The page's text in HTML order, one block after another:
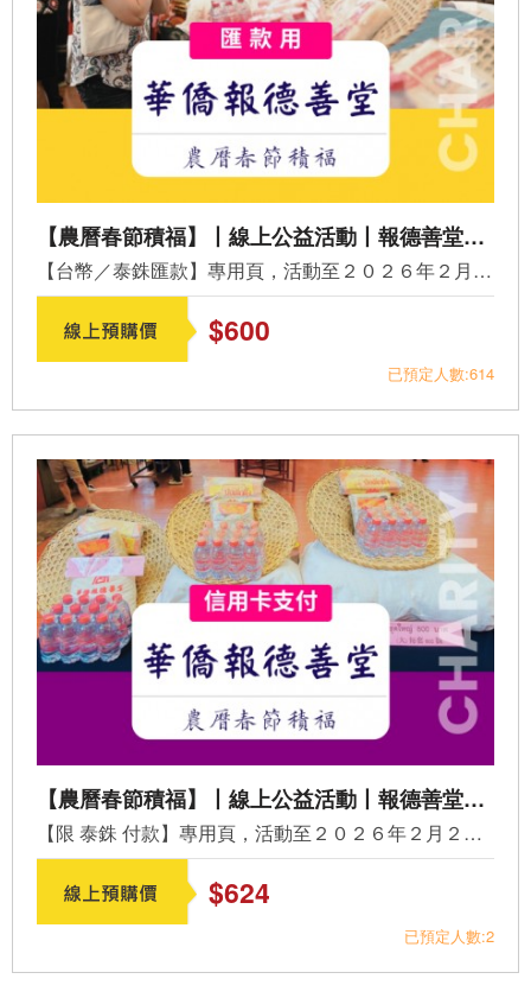
【農曆春節積福】丨線上公益活動丨報德善堂．捐棺、捐米做功德丨匯款專頁
【台幣／泰銖匯款】專用頁，活動至２０２６年２月２６日（農...
$600
已預定人數:614
【農曆春節積福】丨線上公益活動丨報德善堂．捐棺、捐米做功德丨信用卡付款專頁
【限 泰銖 付款】專用頁，活動至２０２６年２月２６日（農曆...
$624
已預定人數:2